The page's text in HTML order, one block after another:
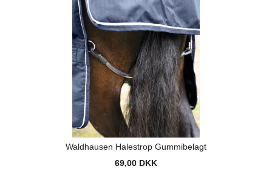
Waldhausen Halestrop Gummibelagt
69,00 DKK